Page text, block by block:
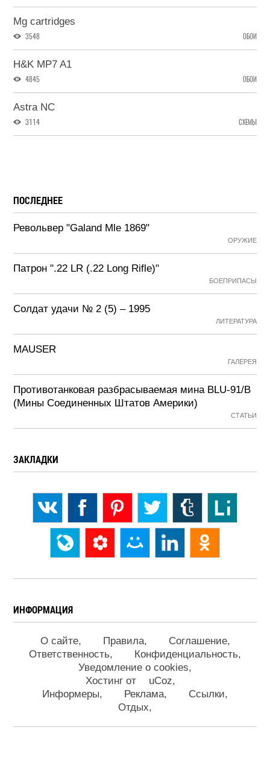
Mg cartridges
3548 ОБОИ
H&K MP7 A1
4845 ОБОИ
Astra NC
3114 СХЕМЫ
ПОСЛЕДНЕЕ
Револьвер "Galand Mle 1869"
ОРУЖИЕ
Патрон ".22 LR (.22 Long Rifle)"
БОЕПРИПАСЫ
Солдат удачи № 2 (5) – 1995
ЛИТЕРАТУРА
MAUSER
ГАЛЕРЕЯ
Противотанковая разбрасываемая мина BLU-91/B
(Мины Соединенных Штатов Америки)
СТАТЬИ
ЗАКЛАДКИ
ИНФОРМАЦИЯ
О сайте Правила
Соглашение
Ответственность
Конфиденциальность
Уведомление о cookies
Хостинг от
uCoz
Информеры
Реклама
Ссылки
Отдых